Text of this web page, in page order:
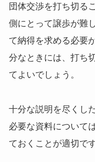
団体交渉を打ち切る
側にとって譲歩が難
て納得を求める必要
分なときには、打ち
てよいでしょう。
十分な説明を尽くし
必要な資料について
ておくことが適切です